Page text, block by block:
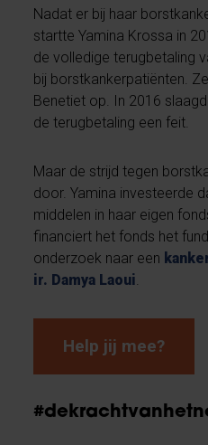
Nadat er bij haar
startte Yamina Krossa in
de volledige terugbetaling
bij borstkankerpatiënten.
Benetiet op. In 2016
de terugbetaling een feit.
Maar de strijd tegen
door. Yamina investeerde
middelen in haar eigen
financiert het fonds het
onderzoek naar een
ir. Damya Laoui
Help jij mee?